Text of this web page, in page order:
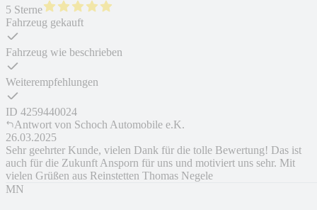
5 Sterne
Fahrzeug gekauft
Fahrzeug wie beschrieben
Weiterempfehlungen
ID 4259440024
Antwort von Schoch Automobile e.K.
26.03.2025
Sehr geehrter Kunde, vielen Dank für die tolle Bewertung! Das ist
auch für die Zukunft Ansporn für uns und motiviert uns sehr. Mit
vielen Grüßen aus Reinstetten Thomas Negele
MN